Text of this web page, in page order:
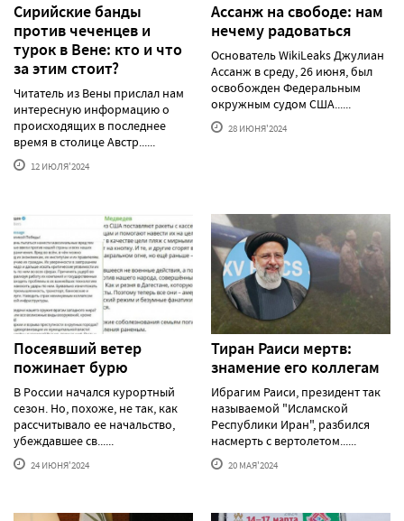
Сирийские банды
против чеченцев и
турок в Вене: кто и что
за этим стоит?
Читатель из Вены прислал нам
интересную информацию о
происходящих в последнее
время в столице Австр......
12 ИЮЛЯ'2024
Ассанж на свободе: нам
нечему радоваться
Основатель WikiLeaks Джулиан
Ассанж в среду, 26 июня, был
освобожден Федеральным
окружным судом США......
28 ИЮНЯ'2024
Посеявший ветер
пожинает бурю
В России начался курортный
сезон. Но, похоже, не так, как
рассчитывало ее начальство,
убеждавшее св......
24 ИЮНЯ'2024
Тиран Раиси мертв:
знамение его коллегам
Ибрагим Раиси, президент так
называемой "Исламской
Республики Иран", разбился
насмерть с вертолетом......
20 МАЯ'2024